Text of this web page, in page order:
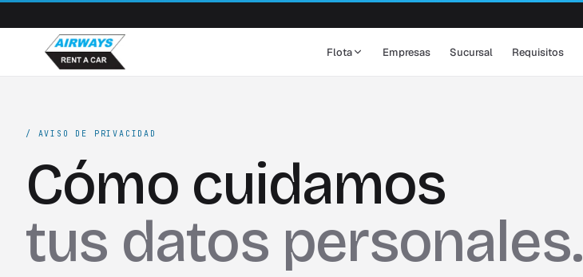
Flota Empresas Sucursal Requisitos
/ AVISO DE PRIVACIDAD
Cómo cuidamos
tus datos personales.